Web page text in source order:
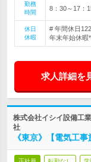
勤務
時間
8：30～17：
休日
休暇
# 年間休日
年末年始休暇
求人詳細を
株式会社イシイ設備工
社
《東京》【電気工